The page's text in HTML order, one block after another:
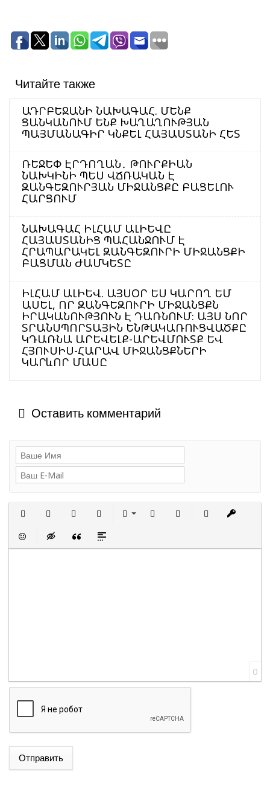
Читайте также
ԱԴՐԲԵՋԱՆԻ ՆԱԽԱԳԱՀ. ՄԵՆՔ
ՑԱՆԿԱՆՈՒՄ ԵՆՔ ԽԱՂԱՂՈՒԹՅԱՆ
ՊԱՅՄԱՆԱԳԻՐ ԿՆՔԵԼ ՀԱՅԱՍՏԱՆԻ ՀԵՏ
ՌԵՋԵՓ ԷՐԴՈՂԱՆ․ ԹՈՒՐՔԻԱՆ
ՆԱԽԿԻՆԻ ՊԵՍ ՎՃՌԱԿԱՆ Է
ԶԱՆԳԵԶՈՒՐՅԱՆ ՄԻՋԱՆՑՔԸ ԲԱՑԵԼՈՒ
ՀԱՐՑՈՒՄ
ՆԱԽԱԳԱՀ ԻԼՀԱՄ ԱԼԻԵՎԸ
ՀԱՅԱՍՏԱՆԻՑ ՊԱՀԱՆՋՈՒՄ Է
ՀՐԱՊԱՐԱԿԵԼ ԶԱՆԳԵԶՈՒՐԻ ՄԻՋԱՆՑՔԻ
ԲԱՑՄԱՆ ԺԱՄԿԵՏԸ
ԻԼՀԱՄ ԱԼԻԵՎ. ԱՅՍՕՐ ԵՍ ԿԱՐՈՂ ԵՄ
ԱՍԵԼ, ՈՐ ԶԱՆԳԵԶՈՒՐԻ ՄԻՋԱՆՑՔՆ
ԻՐԱԿԱՆՈՒԹՅՈՒՆ Է ԴԱՌՆՈՒՄ։ ԱՅՍ ՆՈՐ
ՏՐԱՆՍՊՈՐՏԱՅԻՆ ԵՆԹԱԿԱՌՈՒՑՎԱԾՔԸ
ԿԴԱՌՆԱ ԱՐԵՎԵԼՔ-ԱՐԵՎՄՈՒՏՔ ԵՎ
ՀՅՈՒՍԻՍ-ՀԱՐԱՎ ՄԻՋԱՆՑՔՆԵՐԻ
ԿԱՐևՈՐ ՄԱՍԸ
Оставить комментарий
Полужирный Подчеркнутый
Вставить смайлик
Вставка скрытого текста
Вставка цитаты
Вставка спойлера
0
Отправить
ՌՈՒԲԵՆ ՌՈՒԲԻՆՅԱՆԸ ԸՆՏՐՎԵՑ ԱԺ ՆԱԽԱԳԱՀ